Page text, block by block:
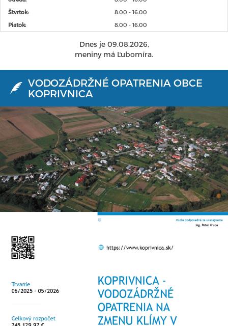
Štvrtok:
8.00 - 16.00
Piatok:
8.00 - 16.00
Dnes je 09.08.2026,
meniny má Ľubomíra.
VODOZÁDRŽNÉ OPATRENIA OBCE
KOPRIVNICA